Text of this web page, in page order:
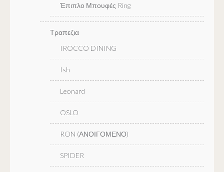
Έπιπλο Μπουφές Ring
Τραπεζια
IROCCO DINING
Ish
Leonard
OSLO
RON (ΑΝΟΙΓΟΜΕΝΟ)
SPIDER